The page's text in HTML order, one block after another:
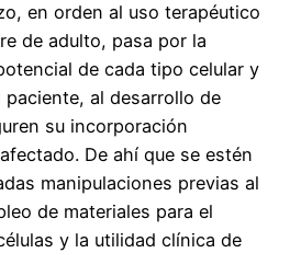
en orden al uso terapéutico
de adulto, pasa por la
de cada tipo celular y
al desarrollo de
su incorporación
De ahí que se estén
manipulaciones previas al
de materiales para el
y la utilidad clínica de